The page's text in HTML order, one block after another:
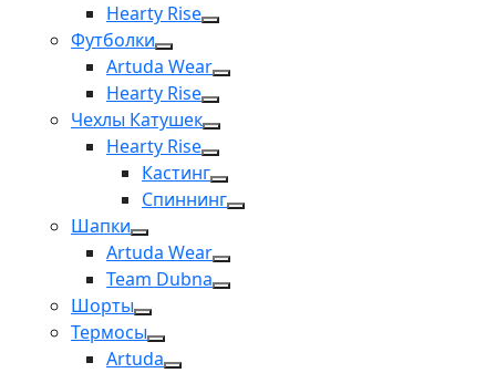
Hearty Rise
Футболки
Artuda Wear
Hearty Rise
Чехлы Катушек
Hearty Rise
Кастинг
Спиннинг
Шапки
Artuda Wear
Team Dubna
Шорты
Термосы
Artuda